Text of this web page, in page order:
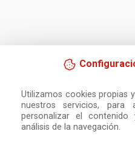
Utilizamos cookies propias
nuestros servicios, para
personalizar el contenido
análisis de la navegación.